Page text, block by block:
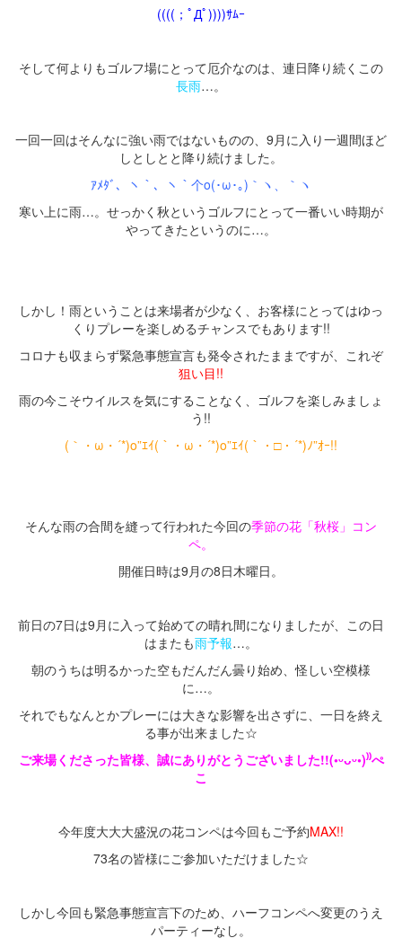
((((；ﾟДﾟ))))ｻﾑｰ
そして何よりもゴルフ場にとって厄介なのは、連日降り続くこの
長雨…。
一回一回はそんなに強い雨ではないものの、9月に入り一週間ほど
しとしとと降り続けました。
ｱﾒﾀﾞ、ヽ｀、ヽ｀个o(･ω･｡)｀ヽ、｀ヽ
寒い上に雨…。せっかく秋というゴルフにとって一番いい時期が
やってきたというのに…。
しかし！雨ということは来場者が少なく、お客様にとってはゆっ
くりプレーを楽しめるチャンスでもあります!!
コロナも収まらず緊急事態宣言も発令されたままですが、これぞ
狙い目!!
雨の今こそウイルスを気にすることなく、ゴルフを楽しみましょ
う!!
(｀・ω・´*)o”ｴｲ(｀・ω・´*)o”ｴｲ(｀・□・´*)ﾉ”ｵｰ!!
そんな雨の合間を縫って行われた今回の季節の花「秋桜」コン
ペ。
開催日時は9月の8日木曜日。
前日の7日は9月に入って始めての晴れ間になりましたが、この日
はまたも雨予報…。
朝のうちは明るかった空もだんだん曇り始め、怪しい空模様
に…。
それでもなんとかプレーには大きな影響を出さずに、一日を終え
る事が出来ました☆
ご来場くださった皆様、誠にありがとうございました!!(•ᵕᴗᵕ•)⁾⁾ぺ
こ
今年度大大大盛況の花コンペは今回もご予約MAX!!
73名の皆様にご参加いただけました☆
しかし今回も緊急事態宣言下のため、ハーフコンペへ変更のうえ
パーティーなし。